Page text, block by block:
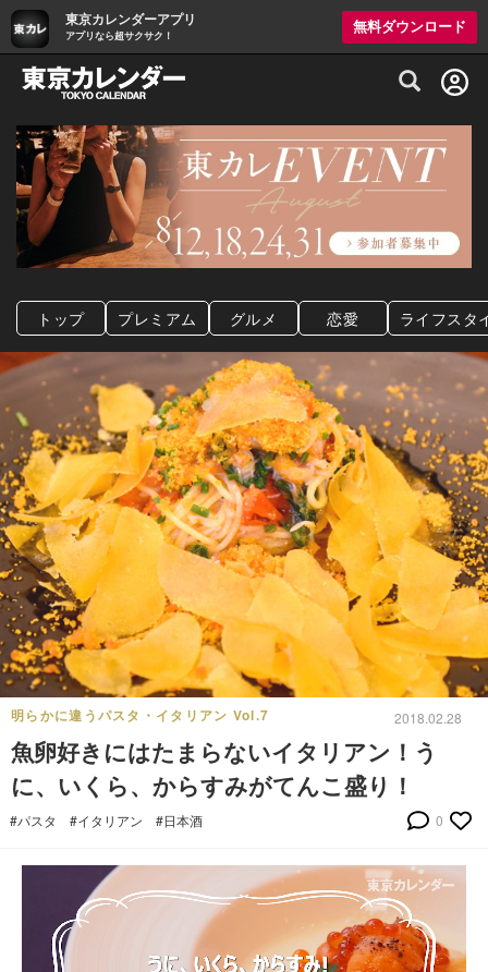
東京カレンダーアプリ
アプリなら超サクサク！
無料ダウンロード
グルメ情報・プレミアムレストラン予約
トップ プレミアム グルメ 恋愛 ライフスタ
明らかに違うパスタ・イタリアン Vol.7 2018.02.28
魚卵好きにはたまらないイタリアン！う
に、いくら、からすみがてんこ盛り！
#パスタ #イタリアン #日本酒 0